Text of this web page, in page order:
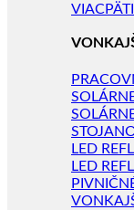
LED
LED